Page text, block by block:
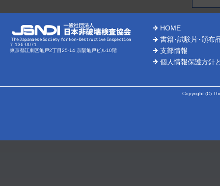
〒136-0071
東京都江東区亀戸2丁目25-14 京阪亀戸ビル10階
HOME
書籍･試験片･頒布
支部情報
個人情報保護方針
Copyright (C)